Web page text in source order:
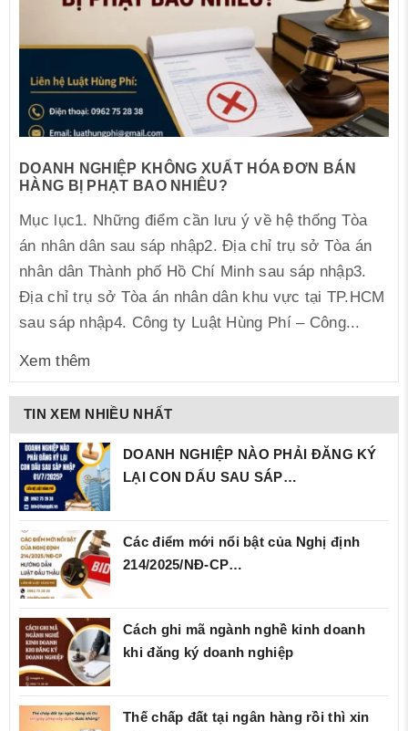
DOANH NGHIỆP KHÔNG XUẤT HÓA ĐƠN BÁN
HÀNG BỊ PHẠT BAO NHIÊU?
Mục lục1. Những điểm cần lưu ý về hệ thống Tòa
án nhân dân sau sáp nhập2. Địa chỉ trụ sở Tòa án
nhân dân Thành phố Hồ Chí Minh sau sáp nhập3.
Địa chỉ trụ sở Tòa án nhân dân khu vực tại TP.HCM
sau sáp nhập4. Công ty Luật Hùng Phí – Công...
Xem thêm
TIN XEM NHIỀU NHẤT
DOANH NGHIỆP NÀO PHẢI ĐĂNG KÝ
LẠI CON DẤU SAU SÁP…
Các điểm mới nổi bật của Nghị định
214/2025/NĐ‑CP…
Cách ghi mã ngành nghề kinh doanh
khi đăng ký doanh nghiệp
Thế chấp đất tại ngân hàng rồi thì xin